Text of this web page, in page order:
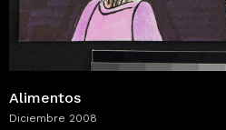
Alimentos
Diciembre 2008